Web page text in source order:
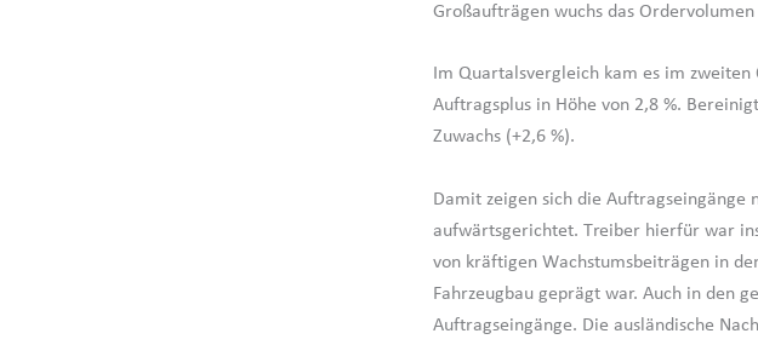
Großaufträgen wuchs das
Im Quartalsvergleich kam es im
Auftragsplus in Höhe von 2,8 %.
Zuwachs (+2,6 %).
Damit zeigen sich die
aufwärtsgerichtet. Treiber hierfür war
von kräftigen Wachstumsbeiträgen in
Fahrzeugbau geprägt war. Auch in den
Auftragseingänge. Die ausländische